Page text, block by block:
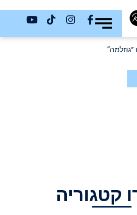
”גוזלמה“
קטגוריה